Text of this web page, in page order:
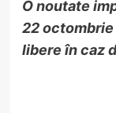
O noutate
22
libere în caz